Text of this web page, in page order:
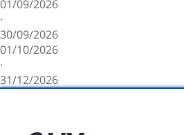
01/09/2026
·
30/09/2026
01/10/2026
·
31/12/2026